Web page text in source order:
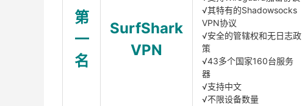
第
一
名
SurfShark
VPN
√其特有的Shadowsocks
VPN协议
√安全的管辖权和无日志政
策
√43多个国家160台服务
器
√支持中文
√不限设备数量